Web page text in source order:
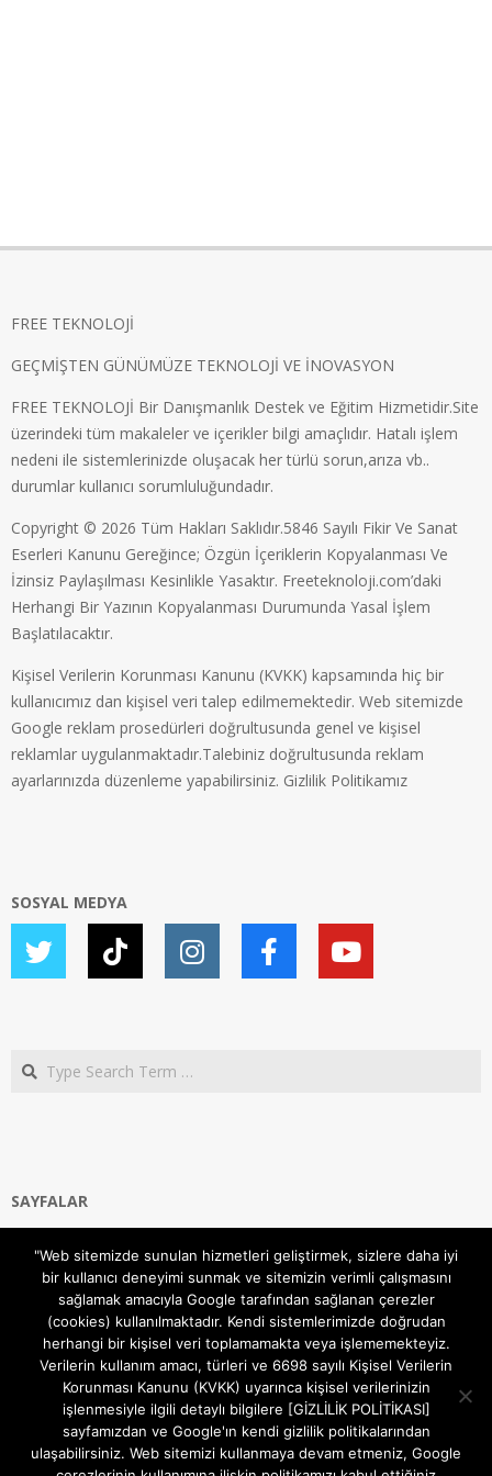
FREE TEKNOLOJİ
GEÇMİŞTEN GÜNÜMÜZE TEKNOLOJİ VE İNOVASYON
FREE TEKNOLOJİ Bir Danışmanlık Destek ve Eğitim Hizmetidir.Site
üzerindeki tüm makaleler ve içerikler bilgi amaçlıdır. Hatalı işlem
nedeni ile sistemlerinizde oluşacak her türlü sorun,arıza vb..
durumlar kullanıcı sorumluluğundadır.
Copyright © 2026 Tüm Hakları Saklıdır.5846 Sayılı Fikir Ve Sanat
Eserleri Kanunu Gereğince; Özgün İçeriklerin Kopyalanması Ve
İzinsiz Paylaşılması Kesinlikle Yasaktır. Freeteknoloji.com’daki
Herhangi Bir Yazının Kopyalanması Durumunda Yasal İşlem
Başlatılacaktır.
Kişisel Verilerin Korunması Kanunu (KVKK) kapsamında hiç bir
kullanıcımız dan kişisel veri talep edilmemektedir. Web sitemizde
Google reklam prosedürleri doğrultusunda genel ve kişisel
reklamlar uygulanmaktadır.Talebiniz doğrultusunda reklam
ayarlarınızda düzenleme yapabilirsiniz. Gizlilik Politikamız
SOSYAL MEDYA
Search
SAYFALAR
Gizlilik ve Çerezler (Cookies) Politikası
Hakkımızda
İletişim Kanalları
MODEM KURULUM
TEKNİK DESTEK
TELEVİZYON SİSTEMLERİ
"Web sitemizde sunulan hizmetleri geliştirmek, sizlere daha iyi
bir kullanıcı deneyimi sunmak ve sitemizin verimli çalışmasını
sağlamak amacıyla Google tarafından sağlanan çerezler
(cookies) kullanılmaktadır. Kendi sistemlerimizde doğrudan
herhangi bir kişisel veri toplamamakta veya işlememekteyiz.
Verilerin kullanım amacı, türleri ve 6698 sayılı Kişisel Verilerin
Korunması Kanunu (KVKK) uyarınca kişisel verilerinizin
işlenmesiyle ilgili detaylı bilgilere [GİZLİLİK POLİTİKASI]
sayfamızdan ve Google'ın kendi gizlilik politikalarından
ulaşabilirsiniz. Web sitemizi kullanmaya devam etmeniz, Google